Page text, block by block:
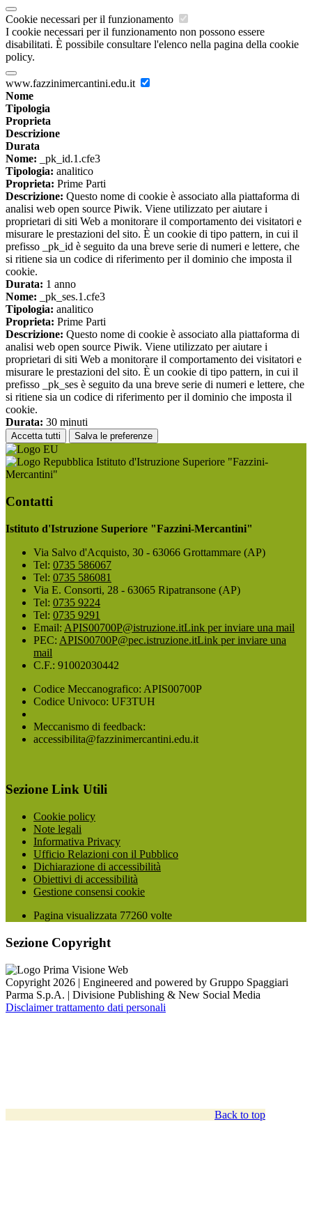
Cookie necessari per il funzionamento
I cookie necessari per il funzionamento non possono essere
disabilitati. È possibile consultare l'elenco nella pagina della cookie
policy.
www.fazzinimercantini.edu.it
Nome
Tipologia
Proprieta
Descrizione
Durata
Nome: _pk_id.1.cfe3
Tipologia: analitico
Proprieta: Prime Parti
Descrizione: Questo nome di cookie è associato alla piattaforma di
analisi web open source Piwik. Viene utilizzato per aiutare i
proprietari di siti Web a monitorare il comportamento dei visitatori e
misurare le prestazioni del sito. È un cookie di tipo pattern, in cui il
prefisso _pk_id è seguito da una breve serie di numeri e lettere, che
si ritiene sia un codice di riferimento per il dominio che imposta il
cookie.
Durata: 1 anno
Nome: _pk_ses.1.cfe3
Tipologia: analitico
Proprieta: Prime Parti
Descrizione: Questo nome di cookie è associato alla piattaforma di
analisi web open source Piwik. Viene utilizzato per aiutare i
proprietari di siti Web a monitorare il comportamento dei visitatori e
misurare le prestazioni del sito. È un cookie di tipo pattern, in cui il
prefisso _pk_ses è seguito da una breve serie di numeri e lettere, che
si ritiene sia un codice di riferimento per il dominio che imposta il
cookie.
Durata: 30 minuti
Accetta tutti Salva le preferenze
Istituto d'Istruzione Superiore "Fazzini-
Mercantini"
Contatti
Istituto d'Istruzione Superiore "Fazzini-Mercantini"
Via Salvo d'Acquisto, 30 - 63066 Grottammare (AP)
Tel: 0735 586067
Tel: 0735 586081
Via E. Consorti, 28 - 63065 Ripatransone (AP)
Tel: 0735 9224
Tel: 0735 9291
Email: APIS00700P@istruzione.itLink per inviare una mail
PEC: APIS00700P@pec.istruzione.itLink per inviare una
mail
C.F.: 91002030442
Codice Meccanografico: APIS00700P
Codice Univoco: UF3TUH
Meccanismo di feedback:
accessibilita@fazzinimercantini.edu.it
Sezione Link Utili
Cookie policy
Note legali
Informativa Privacy
Ufficio Relazioni con il Pubblico
Dichiarazione di accessibilità
Obiettivi di accessibilità
Gestione consensi cookie
Pagina visualizzata 77260 volte
Sezione Copyright
Copyright 2026 | Engineered and powered by Gruppo Spaggiari
Parma S.p.A. | Divisione Publishing & New Social Media
Disclaimer trattamento dati personali
Back to top